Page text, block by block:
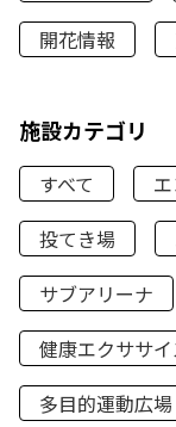
開花情報
施設カテゴリ
すべて
投てき場
サブアリーナ
健康エクササ
多目的運動広場